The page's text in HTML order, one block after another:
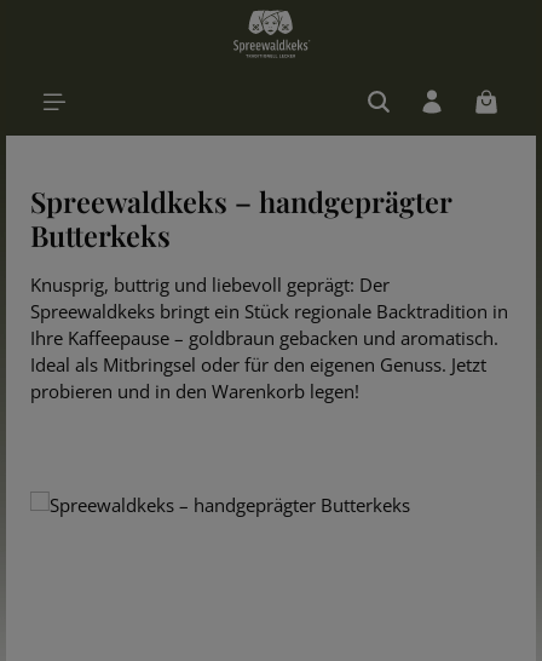
Zum Hauptinhalt springen
Spreewaldkeks – handgeprägter
Butterkeks
Knusprig, buttrig und liebevoll geprägt: Der
Spreewaldkeks bringt ein Stück regionale Backtradition in
Ihre Kaffeepause – goldbraun gebacken und aromatisch.
Ideal als Mitbringsel oder für den eigenen Genuss. Jetzt
probieren und in den Warenkorb legen!
Bildergalerie überspringen